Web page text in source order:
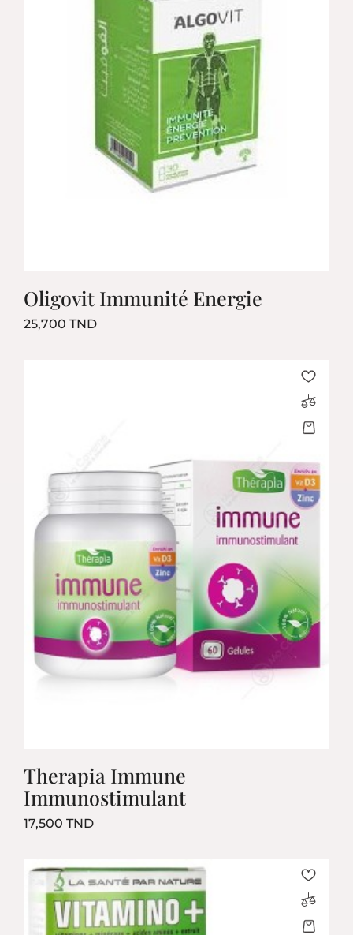
Oligovit Immunité Energie
25,700 TNDPrix
Therapia Immune
Immunostimulant
17,500 TNDPrix